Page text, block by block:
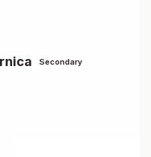
Secondary